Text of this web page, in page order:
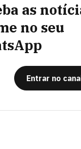
as
no seu
Entrar no